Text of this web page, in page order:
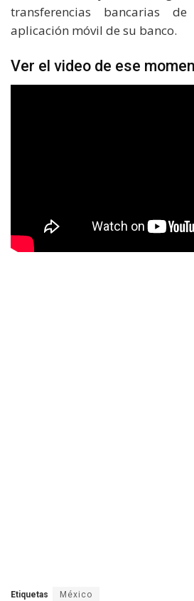
transferencias bancarias
aplicación móvil de su banco.
Ver el video de ese
Etiquetas México